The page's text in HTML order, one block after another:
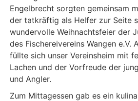
Engelbrecht sorgten gemeinsam
der tatkräftig als Helfer zur Seite
wundervolle Weihnachtsfeier der
des Fischereivereins Wangen e.V.
füllte sich unser Vereinsheim mit
Lachen und der Vorfreude der
und Angler.
Zum Mittagessen gab es ein